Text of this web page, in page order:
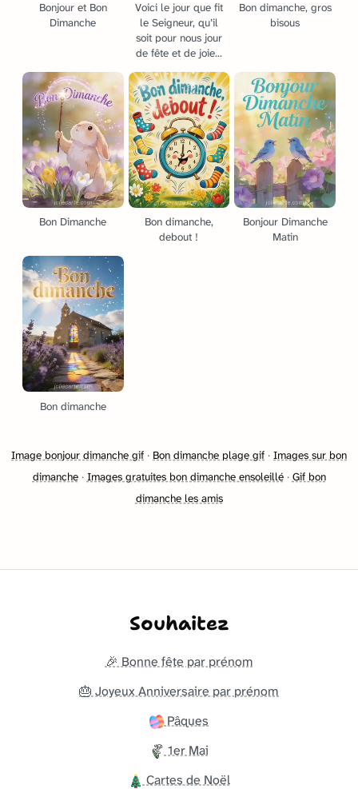
Bonjour et Bon
Dimanche
Voici le jour que fit
le Seigneur, qu’il
soit pour nous jour
de fête et de joie...
Bon dimanche, gros
bisous
Bon Dimanche
Bon dimanche,
debout !
Bonjour Dimanche
Matin
Bon dimanche
Image bonjour dimanche gif · Bon dimanche plage gif · Images sur bon
dimanche· Images gratuites bon dimanche ensoleillé· Gif bon
dimanche les amis
Souhaitez
🎉 Bonne fête par prénom
🎂 Joyeux Anniversaire par prénom
Pâques
1er Mai
Cartes de Noël